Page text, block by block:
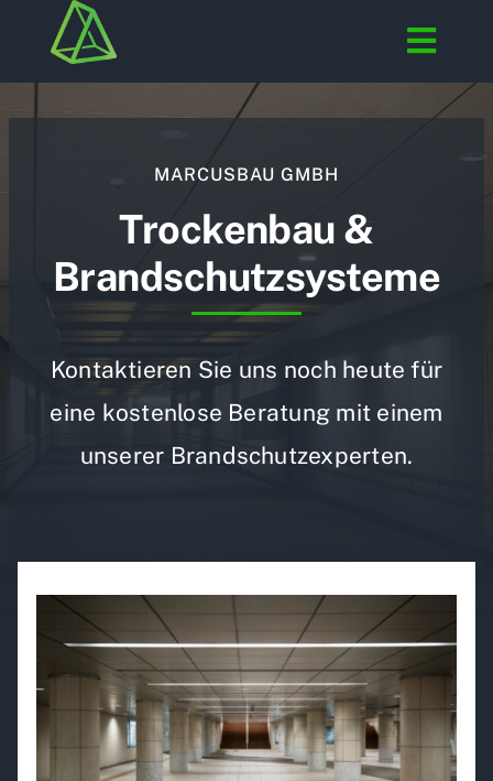
content
Startseite
Brandschutz-Systeme
Galerie
Kontakt
MARCUSBAU GMBH
Trockenbau &
Brandschutzsysteme
Kontaktieren Sie uns noch heute für
eine kostenlose Beratung mit einem
unserer Brandschutzexperten.